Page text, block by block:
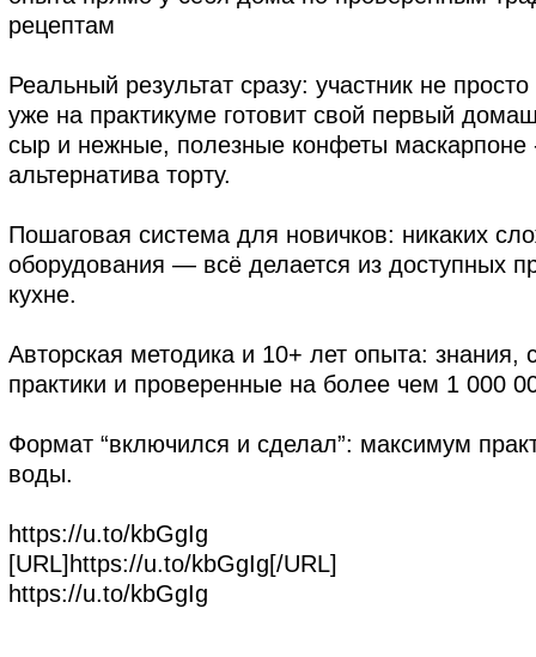
рецептам
Реальный результат сразу: участник не
уже на практикуме готовит свой первый
сыр и нежные, полезные конфеты маскарпоне
альтернатива торту.
Пошаговая система для новичков: никаких
оборудования — всё делается из доступных
кухне.
Авторская методика и 10+ лет опыта: знания,
практики и проверенные на более чем 1 000
Формат “включился и сделал”: максимум
воды.
https://u.to/kbGgIg
[URL]https://u.to/kbGgIg[/URL]
https://u.to/kbGgIg